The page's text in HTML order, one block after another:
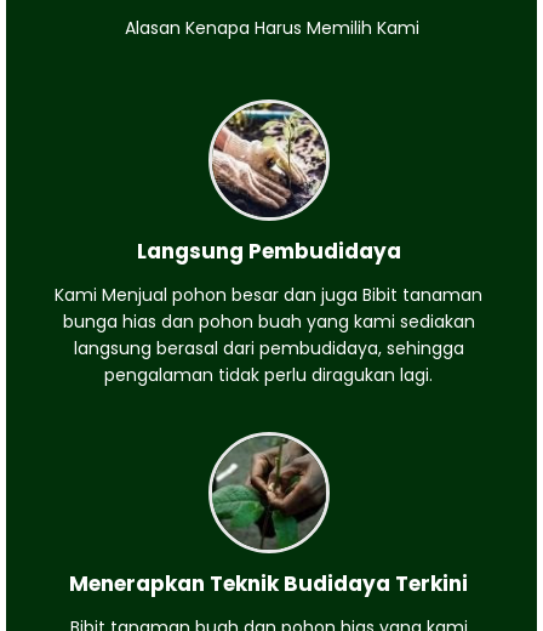
Alasan Kenapa Harus Memilih Kami
Langsung Pembudidaya
Kami Menjual pohon besar dan juga Bibit tanaman
bunga hias dan pohon buah yang kami sediakan
langsung berasal dari pembudidaya, sehingga
pengalaman tidak perlu diragukan lagi.
Menerapkan Teknik Budidaya Terkini